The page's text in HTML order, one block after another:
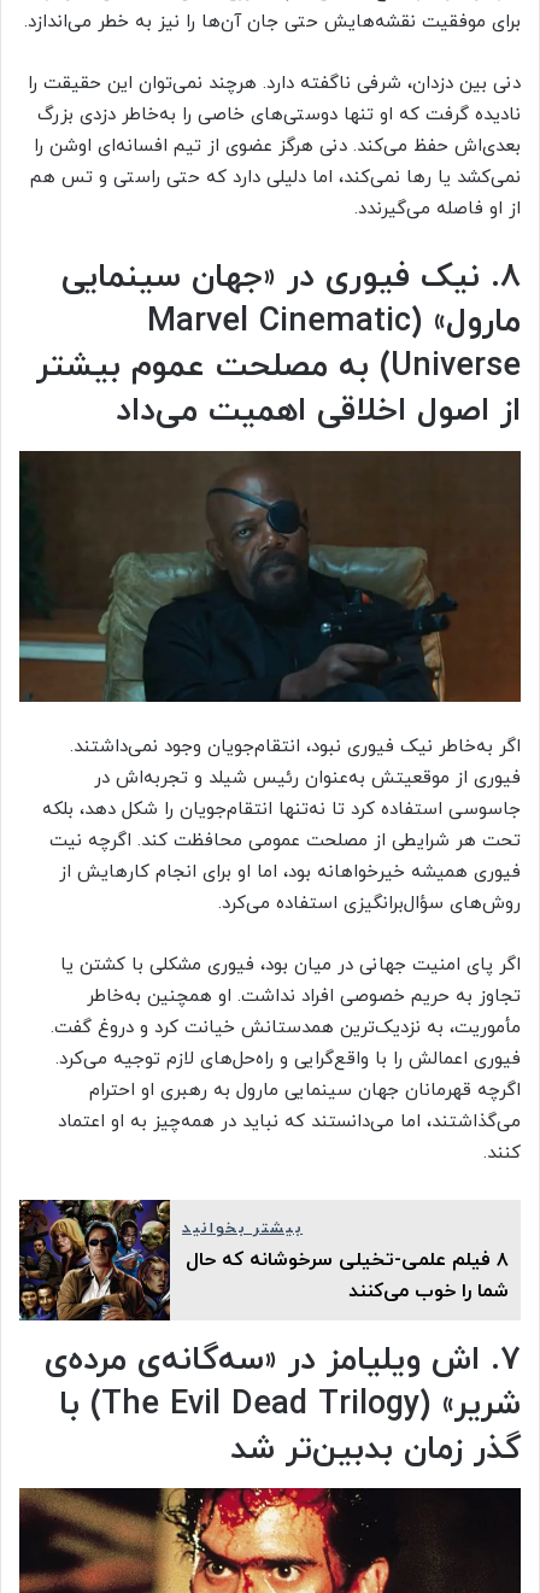
برای موفقیت نقشه‌هایش حتی جان آن‌ها را نیز به خطر می‌اندازد.
دنی بین دزدان، شرفی ناگفته دارد. هرچند نمی‌توان این حقیقت را
نادیده گرفت که او تنها دوستی‌های خاصی را به‌خاطر دزدی بزرگ
بعدی‌اش حفظ می‌کند. دنی هرگز عضوی از تیم افسانه‌ای اوشن را
نمی‌کشد یا رها نمی‌کند، اما دلیلی دارد که حتی راستی و تس هم
از او فاصله می‌گیرندد.
۸. نیک فیوری در «جهان سینمایی
مارول» (Marvel Cinematic
Universe) به مصلحت عموم بیشتر
از اصول اخلاقی اهمیت می‌داد
اگر به‌خاطر نیک فیوری نبود، انتقام‌جویان وجود نمی‌داشتند.
فیوری از موقعیتش به‌عنوان رئیس شیلد و تجربه‌اش در
جاسوسی استفاده کرد تا نه‌تنها انتقام‌جویان را شکل دهد، بلکه
تحت هر شرایطی از مصلحت عمومی محافظت کند. اگرچه نیت
فیوری همیشه خیرخواهانه بود، اما او برای انجام کارهایش از
روش‌های سؤال‌برانگیزی استفاده می‌کرد.
اگر پای امنیت جهانی در میان بود، فیوری مشکلی با کشتن یا
تجاوز به حریم خصوصی افراد نداشت. او همچنین به‌خاطر
مأموریت، به نزدیک‌ترین همدستانش خیانت کرد و دروغ گفت.
فیوری اعمالش را با واقع‌گرایی و راه‌حل‌های لازم توجیه می‌کرد.
اگرچه قهرمانان جهان سینمایی مارول به رهبری او احترام
می‌گذاشتند، اما می‌دانستند که نباید در همه‌چیز به او اعتماد
کنند.
بیشتر بخوانید
۸ فیلم علمی-تخیلی سرخوشانه که حال
شما را خوب می‌کنند
۷. اش ویلیامز در «سه‌گانه‌ی مرده‌ی
شریر» (The Evil Dead Trilogy) با
گذر زمان بدبین‌تر شد